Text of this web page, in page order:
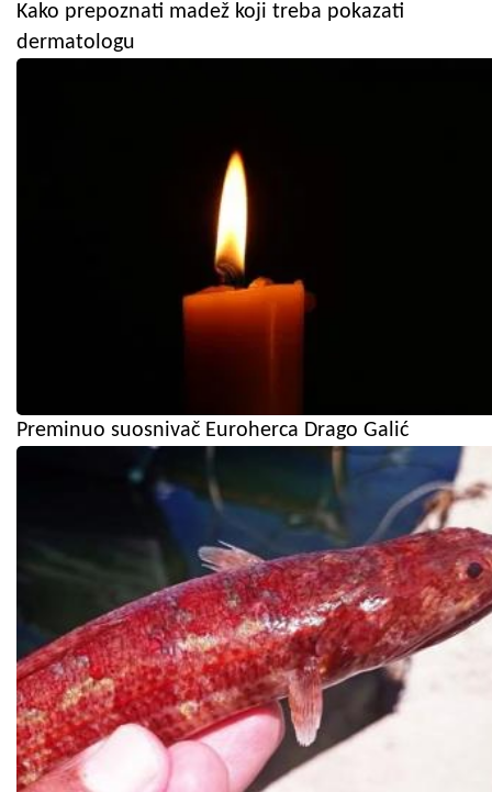
Kako prepoznati madež koji treba pokazati
dermatologu
Preminuo suosnivač Euroherca Drago Galić